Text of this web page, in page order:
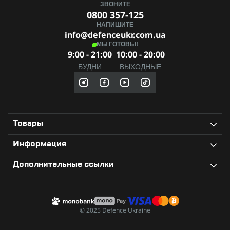
ЗВОНИТЕ
0800 357-125
НАПИШИТЕ
info@defenceukr.com.ua
МЫ ГОТОВЫ!
9:00 - 21:00
БУДНИ
10:00 - 20:00
ВЫХОДНЫЕ
Товары
Информация
Дополнительные ссылки
© 2025 Defence Ukraine